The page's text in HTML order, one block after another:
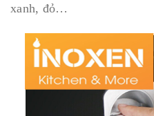
xanh, đỏ…